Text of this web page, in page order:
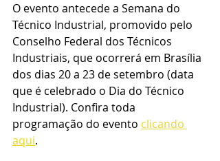
O evento antecede a Semana do
Técnico Industrial, promovido pelo
Conselho Federal dos Técnicos
Industriais, que ocorrerá em Brasília
dos dias 20 a 23 de setembro (data
que é celebrado o Dia do Técnico
Industrial). Confira toda
programação do evento clicando
aqui.